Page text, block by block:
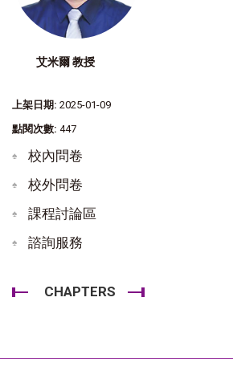
艾米爾 教授
上架日期: 2025-01-09
點閱次數: 447
校內問卷
校外問卷
課程討論區
諮詢服務
CHAPTERS